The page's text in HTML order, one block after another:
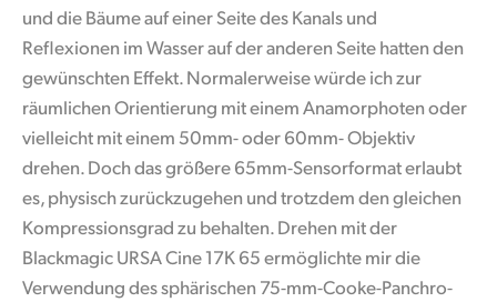
und die Bäume auf einer Seite des Kanals und
Reflexionen im Wasser auf der anderen Seite hatten den
gewünschten Effekt. Normalerweise würde ich zur
räumlichen Orientierung mit einem Anamorphoten oder
vielleicht mit einem 50mm- oder 60mm- Objektiv
drehen. Doch das größere 65mm-Sensorformat erlaubt
es, physisch zurückzugehen und trotzdem den gleichen
Kompressionsgrad zu behalten. Drehen mit der
Blackmagic URSA Cine 17K 65 ermöglichte mir die
Verwendung des sphärischen 75-mm-Cooke-Panchro-